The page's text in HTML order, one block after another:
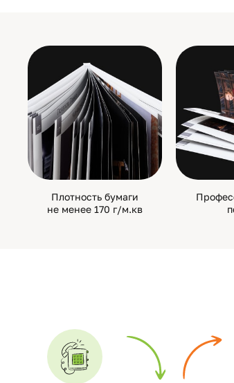
Плотность бумаги
не менее 170 г/м.кв